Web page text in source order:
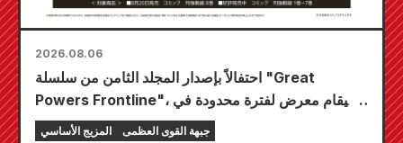
2026.08.06
احتفالاً بإصدار المجلد الثامن من سلسلة "Great
Powers Frontline"، سيقام معرض لفترة محدودة في
متاجر Animate في جميع أنحاء البلاد ابتداءً من 20
المزيج الأساسي جبهة القوى العظمى